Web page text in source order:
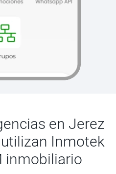
en Jerez
Inmotek
inmobiliario